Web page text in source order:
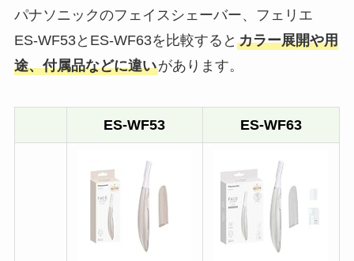
パナソニックのフェイスシェーバー、フェリエ
ES-WF53とES-WF63を比較すると カラー展開や用
途、付属品などに違いがあります。
ES-WF53 ES-WF63